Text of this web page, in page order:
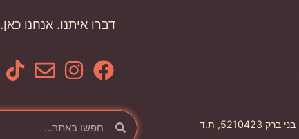
בית נוימן, הירקון 35 בני ברק 5210423, ת.ד
דברו איתנו. אנחנו כאן.